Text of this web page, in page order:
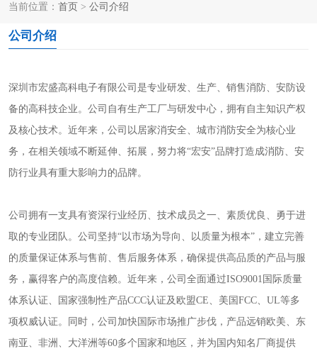
当前位置： 首页 > 公司介绍
公司介绍
深圳市宏盛高科电子有限公司是专业研发、生产、销售消防、安防设
备的高科技企业。公司自有生产工厂与研发中心，拥有自主知识产权
及核心技术。近年来，公司以居家消安全、城市消防安全为核心业
务，在相关领域不断延伸、拓展，努力将“宏安”品牌打造成消防、安
防行业具有重大影响力的品牌。
公司拥有一支具有资深行业经历、技术成员之一、素质优良、勇于进
取的专业团队。公司坚持“以市场为导向、以质量为根本”，建立完善
的质量保证体系与售前、售后服务体系，确保提供高品质的产品与服
务，赢得客户的高度信赖。近年来，公司全面通过ISO9001国际质量
体系认证、国家强制性产品CCC认证及欧盟CE、美国FCC、UL等多
项权威认证。同时，公司加快国际市场推广步伐，产品远销欧美、东
南亚、非洲、大洋洲等60多个国家和地区，并为国内知名厂商提供
水浸传感器
消防火灾自动报警系统
热解粒子传感器